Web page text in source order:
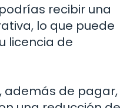
recibir una
lo que puede
licencia de
además de pagar,